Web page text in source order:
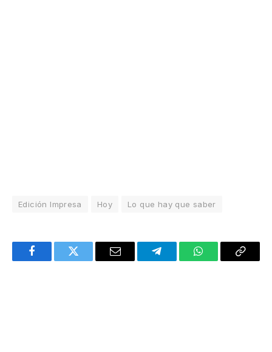
Edición Impresa Hoy Lo que hay que saber
FacebookTwitter Email TelegramWhatsAppCopy